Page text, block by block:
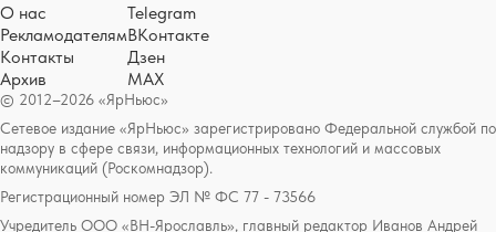
© 2012–2026 «ЯрНьюс»
Сетевое издание «ЯрНьюс» зарегистрировано Федеральной службой по
надзору в сфере связи, информационных технологий и массовых
коммуникаций (Роскомнадзор).
Регистрационный номер ЭЛ № ФС 77 - 73566
Учредитель ООО «ВН-Ярославль», главный редактор Иванов Андрей
О нас
Рекламодателям
Контакты
Архив
Telegram
ВКонтакте
Дзен
MAX